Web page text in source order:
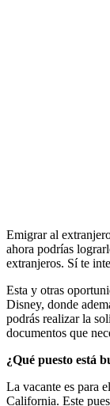
Emigrar al
ahora podrías
extranjeros. Sí te
Esta y otras
Disney, donde
podrás realizar la
documentos que
¿Qué puesto está
La vacante es para
California. Este